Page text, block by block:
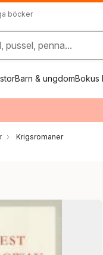
böcker
pussel, penna...
Barn & ungdomBokus
Krigsromaner